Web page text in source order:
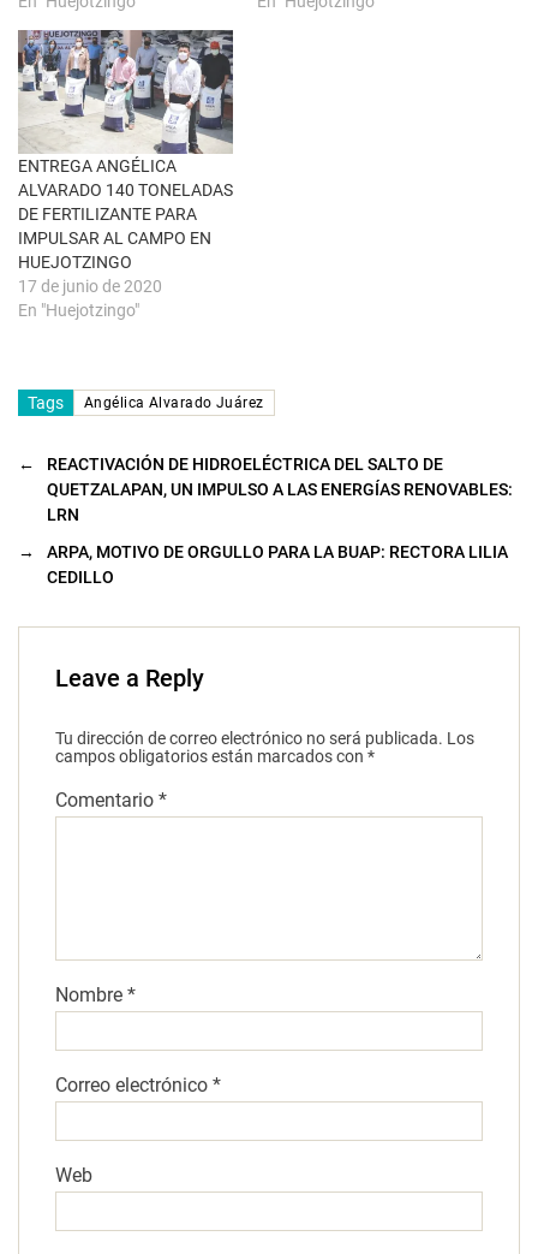
) u
n
a
v
e
n
t
a
n
a
n
u
e
v
a
)
ENTREGA ANGÉLICA
ALVARADO 140 TONELADAS
DE FERTILIZANTE PARA
IMPULSAR AL CAMPO EN
HUEJOTZINGO
17 de junio de 2020
En "Huejotzingo"
Tags Angélica Alvarado Juárez
←
REACTIVACIÓN DE HIDROELÉCTRICA DEL SALTO DE
QUETZALAPAN, UN IMPULSO A LAS ENERGÍAS RENOVABLES:
LRN
→
ARPA, MOTIVO DE ORGULLO PARA LA BUAP: RECTORA LILIA
CEDILLO
Leave a Reply
Tu dirección de correo electrónico no será publicada. Los
campos obligatorios están marcados con *
Comentario *
Nombre *
Correo electrónico *
Web